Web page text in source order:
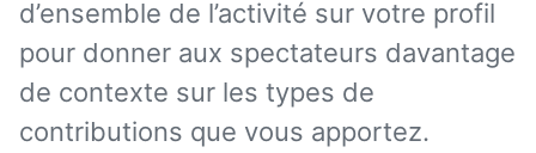
d’ensemble de l’activité sur votre profil
pour donner aux spectateurs davantage
de contexte sur les types de
contributions que vous apportez.